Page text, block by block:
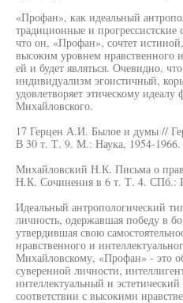
«Профан», как идеальный
традиционные и
что он, «Профан», сочтет
высоким уровнем нравственного
ей и будет являться. Очевидно,
индивидуализм эгоистичный,
удовлетворяет этическому
Михайловского.
17 Герцен А.И. Былое и думы //
В 30 т. Т. 9. М.: Наука, 1954-
Михайловский Н.К. Письма о
Н.К. Сочинения в 6 т. Т. 4. СПб.:
Идеальный антропологический
личность, одержавшая победу в
утвердившая свою
нравственного и
Михайловскому, «Профан» - это
суверенной личности,
интеллектуальный и
соответствии с высокими